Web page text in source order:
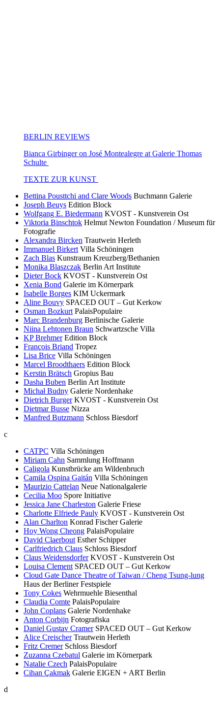
BERLIN REVIEWS
Bianca Girbinger on José Montealegre at Galerie Thomas
Schulte
TEXTE ZUR KUNST
Bettina Pousttchi and Clare Woods Buchmann Galerie
Joseph Beuys Edition Block
Wolfgang E. Biedermann KVOST - Kunstverein Ost
Viktoria Binschtok Helmut Newton Foundation / Museum für
Fotografie
Alexandra Bircken Trautwein Herleth
Immanuel Birkert Villa Schöningen
Zach Blas Kunstraum Kreuzberg/Bethanien
Monika Blaszczak Berlin Art Institute
Dieter Bock KVOST - Kunstverein Ost
Xenia Bond Galerie im Körnerpark
Isabelle Borges KIM Uckermark
Aline Bouvy SPACED OUT – Gut Kerkow
Osman Bozkurt PalaisPopulaire
Marc Brandenburg Berlinische Galerie
Niina Lehtonen Braun Schwartzsche Villa
KP Brehmer Edition Block
François Briand Tropez
Lisa Brice Villa Schöningen
Marcel Broodthaers Edition Block
Kerstin Brätsch Gropius Bau
Dasha Buben Berlin Art Institute
Michał Budny Galerie Nordenhake
Dietrich Burger KVOST - Kunstverein Ost
Dietmar Busse Nizza
Manfred Butzmann Schloss Biesdorf
c
CATPC Villa Schöningen
Miriam Cahn Sammlung Hoffmann
Caligola Kunstbrücke am Wildenbruch
Camila Ospina Gaitán Villa Schöningen
Maurizio Cattelan Neue Nationalgalerie
Cecilia Moo Spore Initiative
Jessica Jane Charleston Galerie Friese
Charlotte Elfriede Pauly KVOST - Kunstverein Ost
Alan Charlton Konrad Fischer Galerie
Hoy Wong Cheong PalaisPopulaire
David Claerbout Esther Schipper
Carlfriedrich Claus Schloss Biesdorf
Claus Weidensdorfer KVOST - Kunstverein Ost
Louisa Clement SPACED OUT – Gut Kerkow
Cloud Gate Dance Theatre of Taiwan / Cheng Tsung-lung
Haus der Berliner Festspiele
Tony Cokes Wehrmuehle Biesenthal
Claudia Comte PalaisPopulaire
John Coplans Galerie Nordenhake
Anton Corbijn Fotografiska
Daniel Gustav Cramer SPACED OUT – Gut Kerkow
Alice Creischer Trautwein Herleth
Fritz Cremer Schloss Biesdorf
Zuzanna Czebatul Galerie im Körnerpark
Natalie Czech PalaisPopulaire
Cihan Çakmak Galerie EIGEN + ART Berlin
d